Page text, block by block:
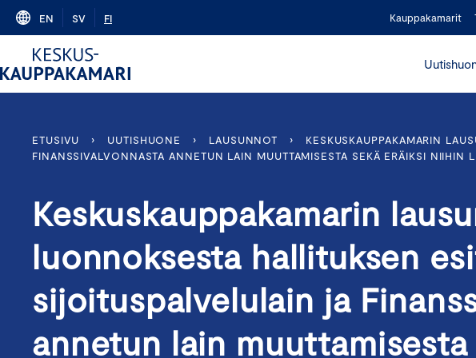
Skip
content
EN SV FI Kauppakamarit
ETUSIVU › UUTISHUONE › LAUSUNNOT ›
KESKUSKAUPPAKAMARIN
FINANSSIVALVONNASTA ANNETUN LAIN MUUTTAMISESTA SEKÄ ERÄIKSI NIIHIN
Keskuskauppakamarin
luonnoksesta hallituksen
sijoituspalvelulain ja
annetun lain muuttamisesta